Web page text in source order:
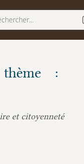
:
et citoyenneté